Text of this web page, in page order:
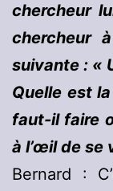
chercheur
chercheur
suivante : «
Quelle est
faut-il faire
à l’œil de se
Bernard :